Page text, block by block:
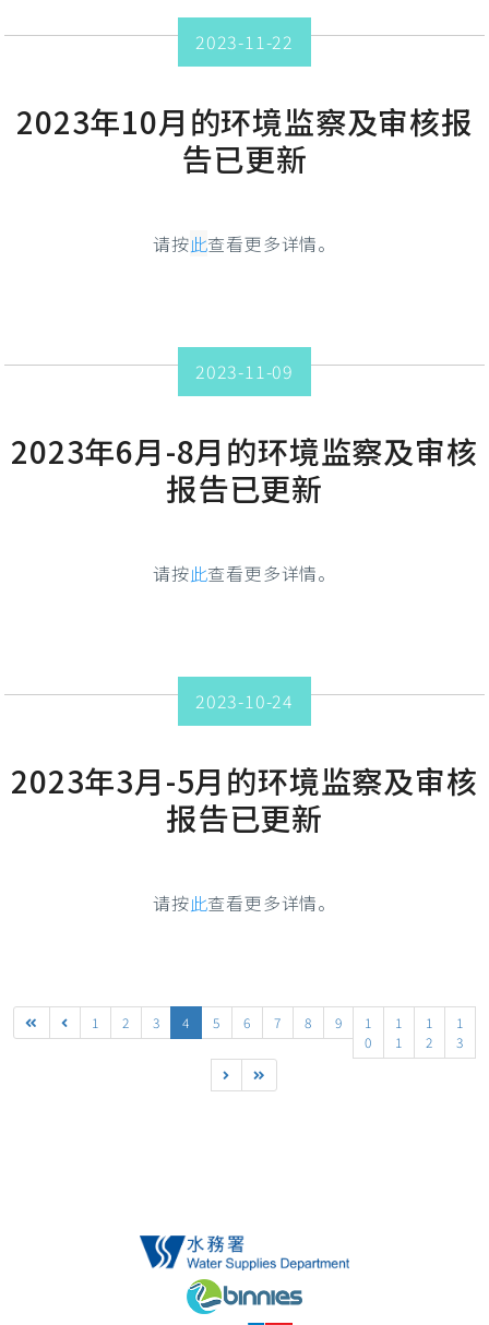
2023-11-22
2023年10月的环境监察及审核报
告已更新
请按此查看更多详情。
2023-11-09
2023年6月-8月的环境监察及审核
报告已更新
请按此查看更多详情。
2023-10-24
2023年3月-5月的环境监察及审核
报告已更新
请按此查看更多详情。
1 2 3 4 5 6 7 8 9
1
0
1
1
1
2
1
3